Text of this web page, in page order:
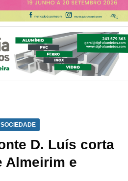
SOCIEDADE
D. Luís corta
Almeirim e